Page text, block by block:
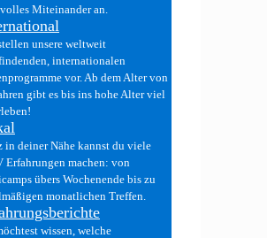
Miteinander an.
unsere weltweit
internationalen
vor. Ab dem Alter von
gibt es bis ins hohe Alter viel
in deiner Nähe kannst du viele
Erfahrungen machen: von
übers Wochenende bis zu
monatlichen Treffen.
wissen, welche